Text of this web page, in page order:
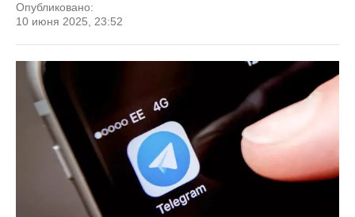
Опубликовано:
10 июня 2025, 23:52